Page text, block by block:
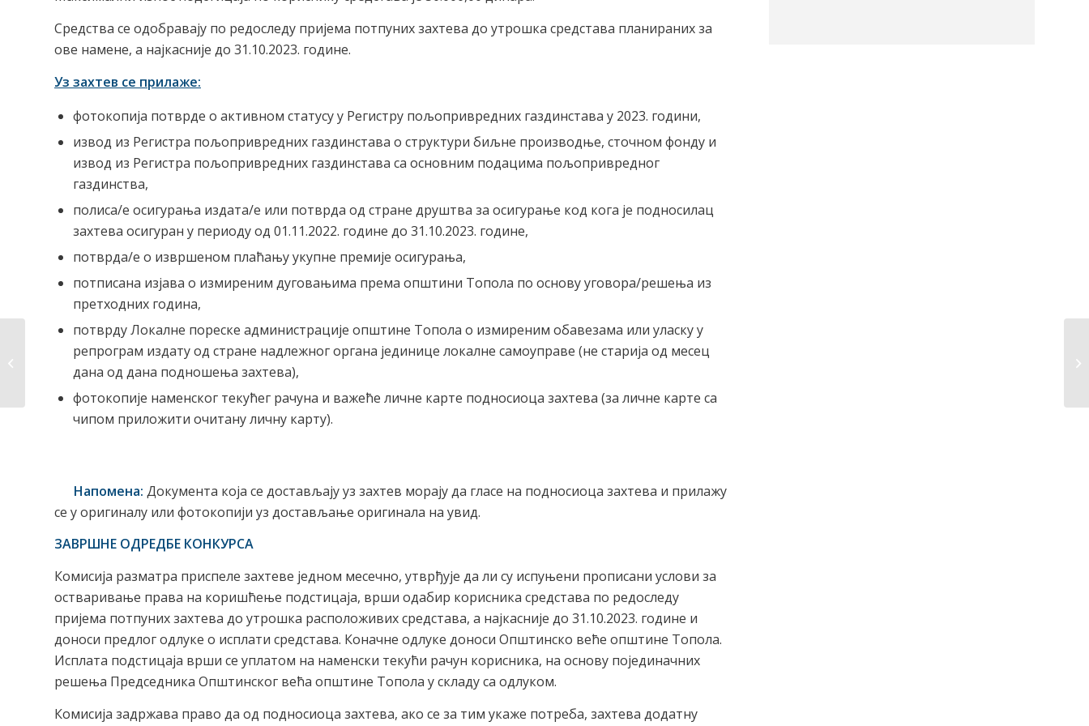
Средства се одобравају по редоследу пријема потпуних захтева до утрошка средстава планираних за
ове намене, а најкасније до 31.10.2023. године.
Уз захтев се прилаже:
фотокопија потврде о активном статусу у Регистру пољопривредних газдинстава у 2023. години,
извод из Регистра пољопривредних газдинстава о структури биљне производње, сточном фонду и
извод из Регистра пољопривредних газдинстава са основним подацима пољопривредног
газдинства,
полиса/е осигурања издата/е или потврда од стране друштва за осигурање код кога је подносилац
захтева осигуран у периоду од 01.11.2022. године до 31.10.2023. године,
потврда/е о извршеном плаћању укупне премије осигурања,
потписана изјава о измиреним дуговањима према општини Топола по основу уговора/решења из
претходних година,
потврду Локалне пореске администрације општине Топола о измиреним обавезама или уласку у
репрограм издату од стране надлежног органа јединице локалне самоуправе (не старија од месец
дана од дана подношења захтева),
фотокопије наменског текућег рачуна и важеће личне карте подносиоца захтева (за личне карте са
чипом приложити очитану личну карту).
Напомена: Документа која се достављају уз захтев морају да гласе на подносиоца захтева и прилажу
се у оригиналу или фотокопији уз достављање оригинала на увид.
ЗАВРШНЕ ОДРЕДБЕ КОНКУРСА
Комисија разматра приспеле захтеве једном месечно, утврђује да ли су испуњени прописани услови за
остваривање права на коришћење подстицаја, врши одабир корисника средстава по редоследу
пријема потпуних захтева до утрошка расположивих средстава, а најкасније до 31.10.2023. године и
доноси предлог одлуке о исплати средстава. Коначне одлуке доноси Општинско веће општине Топола.
Исплата подстицаја врши се уплатом на наменски текући рачун корисника, на основу појединачних
решења Председника Општинског већа општине Топола у складу са одлуком.
Комисија задржава право да од подносиоца захтева, ако се за тим укаже потреба, захтева додатну
VII измена Плана
јавних набавки